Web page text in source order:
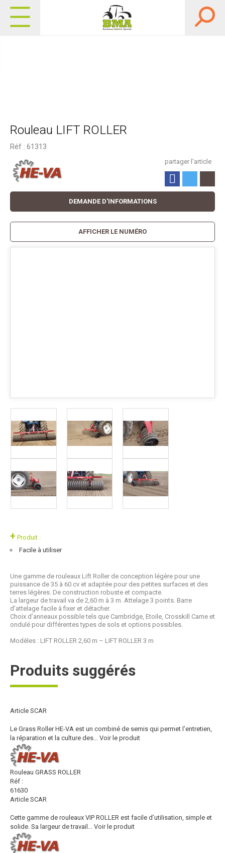
Rouleau LIFT ROLLER
Réf : 61313
+ Produit :
Facile à utiliser
partager l'article
Une gamme de rouleaux Lift Roller de conception légère pour une
puissance de 35 à 60 cv et adaptée pour des petites surfaces et des
terres légères. De construction robuste et compacte.
La largeur de travail va de 2,60 m à 3 m. Attelage 3 points. Barre
d’attelage facile à fixer et détacher.
Choix d’anneaux possible tels que Cambridge, Etoile, Crosskill Came et
ondulé pour différentes types de sols et options possibles.
Modèles : LIFT ROLLER 2,60 m – LIFT ROLLER 3 m
DEMANDE D'INFORMATIONS
AFFICHER LE NUMÉRO
Produits suggérés
Article SCAR
Le Grass Roller HE-VA est un combiné de semis qui permet l’entretien,
la réparation et la culture des... Voir le produit
Rouleau GRASS ROLLER
Réf :
61630
Article SCAR
Cette gamme de rouleaux VIP ROLLER est facile d’utilisation, simple et
solide. Sa largeur de travail... Voir le produit